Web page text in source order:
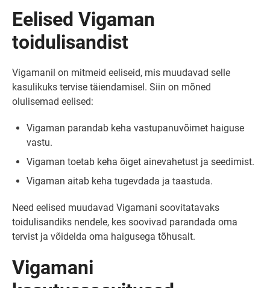
Eelised Vigaman
toidulisandist
Vigamanil on mitmeid eeliseid, mis muudavad selle
kasulikuks tervise täiendamisel. Siin on mõned
olulisemad eelised:
Vigaman parandab keha vastupanuvõimet haiguse
vastu.
Vigaman toetab keha õiget ainevahetust ja seedimist.
Vigaman aitab keha tugevdada ja taastuda.
Need eelised muudavad Vigamani soovitatavaks
toidulisandiks nendele, kes soovivad parandada oma
tervist ja võidelda oma haigusega tõhusalt.
Vigamani